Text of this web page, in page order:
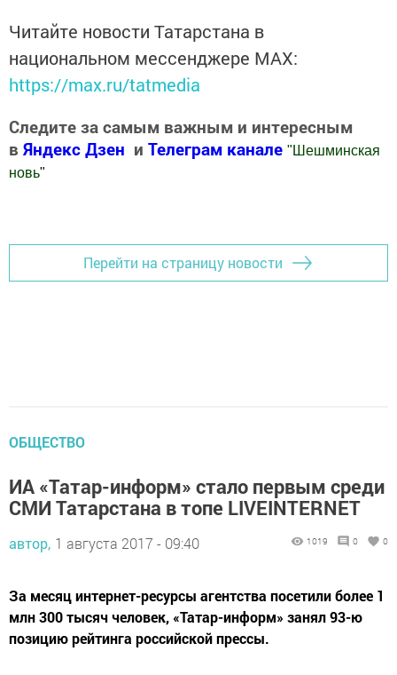
Читайте новости Татарстана в
национальном мессенджере MАХ:
https://max.ru/tatmedia
Следите за самым важным и интересным
в Яндекс Дзен и Телеграм канале " Шешминская
новь"
Перейти на страницу новости
ОБЩЕСТВО
ИА «Татар-информ» стало первым среди
СМИ Татарстана в топе LIVEINTERNET
автор, 1 августа 2017 - 09:40 1019 0 0
За месяц интернет-ресурсы агентства посетили более 1
млн 300 тысяч человек, «Татар-информ» занял 93-ю
позицию рейтинга российской прессы.